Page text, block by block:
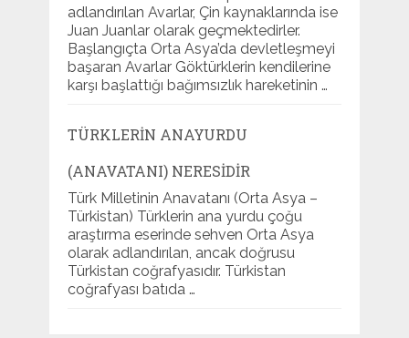
adlandırılan Avarlar, Çin kaynaklarında ise
Juan Juanlar olarak geçmektedirler.
Başlangıçta Orta Asya’da devletleşmeyi
başaran Avarlar Göktürklerin kendilerine
karşı başlattığı bağımsızlık hareketinin …
TÜRKLERIN ANAYURDU
(ANAVATANI) NERESIDIR
Türk Milletinin Anavatanı (Orta Asya –
Türkistan) Türklerin ana yurdu çoğu
araştırma eserinde sehven Orta Asya
olarak adlandırılan, ancak doğrusu
Türkistan coğrafyasıdır. Türkistan
coğrafyası batıda …